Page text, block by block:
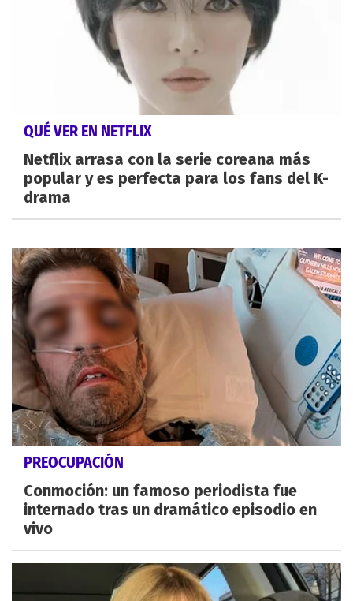
QUÉ VER EN NETFLIX
Netflix arrasa con la serie coreana más
popular y es perfecta para los fans del K-
drama
PREOCUPACIÓN
Conmoción: un famoso periodista fue
internado tras un dramático episodio en
vivo